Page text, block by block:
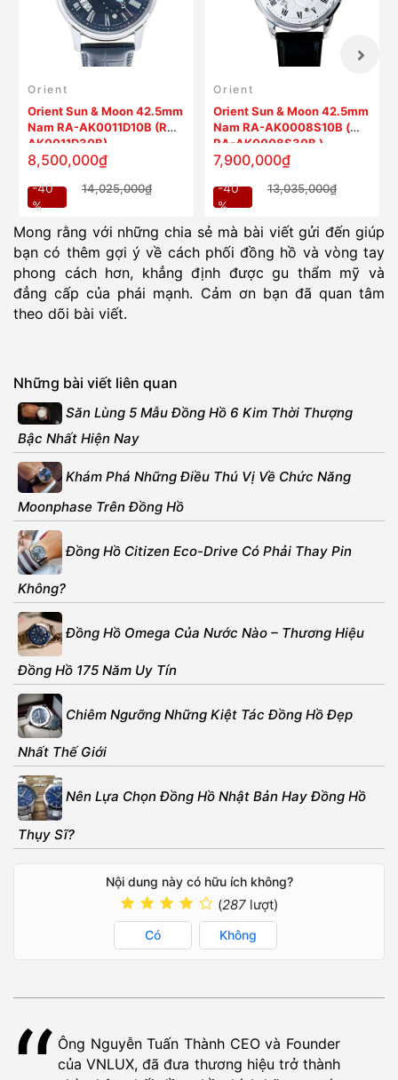
Orient
Orient Sun & Moon 42.5mm
Nam RA-AK0011D10B (RA-
AK0011D30B)
8,500,000₫
-40
%
14,025,000₫
Orient
Orient Sun & Moon 42.5mm
Nam RA-AK0008S10B (
RA-AK0008S30B )
7,900,000₫
-40
%
13,035,000₫
Mong rằng với những chia sẻ mà bài viết gửi đến giúp
bạn có thêm gợi ý về cách phối đồng hồ và vòng tay
phong cách hơn, khẳng định được gu thẩm mỹ và
đẳng cấp của phái mạnh. Cảm ơn bạn đã quan tâm
theo dõi bài viết.
Những bài viết liên quan
Săn Lùng 5 Mẫu Đồng Hồ 6 Kim Thời Thượng
Bậc Nhất Hiện Nay
Khám Phá Những Điều Thú Vị Về Chức Năng
Moonphase Trên Đồng Hồ
Đồng Hồ Citizen Eco-Drive Có Phải Thay Pin
Không?
Đồng Hồ Omega Của Nước Nào – Thương Hiệu
Đồng Hồ 175 Năm Uy Tín
Chiêm Ngưỡng Những Kiệt Tác Đồng Hồ Đẹp
Nhất Thế Giới
Nên Lựa Chọn Đồng Hồ Nhật Bản Hay Đồng Hồ
Thụy Sĩ?
Nội dung này có hữu ích không?
(287 lượt)
Có Không
Ông Nguyễn Tuấn Thành CEO và Founder
của VNLUX, đã đưa thương hiệu trở thành